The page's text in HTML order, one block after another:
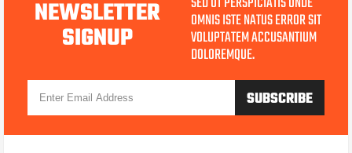
NEWSLETTER
SIGNUP
OMNIS ISTE NATUS ERROR SIT
VOLUPTATEM ACCUSANTIUM
DOLOREMQUE.